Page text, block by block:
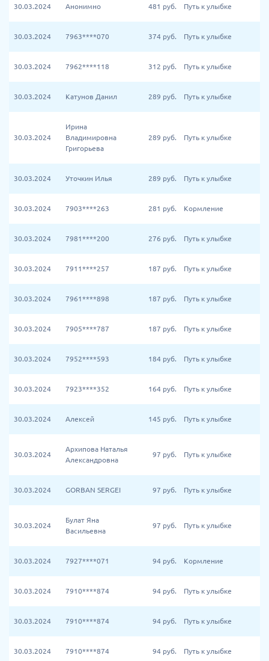
30.03.2024 Анонимно 481 руб. Путь к улыбке
30.03.2024 7963****070 374 руб. Путь к улыбке
30.03.2024 7962****118 312 руб. Путь к улыбке
30.03.2024 Катунов Данил 289 руб. Путь к улыбке
30.03.2024
Ирина
Владимировна
Григорьева
289 руб. Путь к улыбке
30.03.2024 Уточкин Илья 289 руб. Путь к улыбке
30.03.2024 7903****263 281 руб. Кормление
30.03.2024 7981****200 276 руб. Путь к улыбке
30.03.2024 7911****257 187 руб. Путь к улыбке
30.03.2024 7961****898 187 руб. Путь к улыбке
30.03.2024 7905****787 187 руб. Путь к улыбке
30.03.2024 7952****593 184 руб. Путь к улыбке
30.03.2024 7923****352 164 руб. Путь к улыбке
30.03.2024 Алексей 145 руб. Путь к улыбке
30.03.2024
Архипова Наталья
Александровна
97 руб. Путь к улыбке
30.03.2024 GORBAN SERGEI 97 руб. Путь к улыбке
30.03.2024
Булат Яна
Васильевна
97 руб. Путь к улыбке
30.03.2024 7927****071 94 руб. Кормление
30.03.2024 7910****874 94 руб. Путь к улыбке
30.03.2024 7910****874 94 руб. Путь к улыбке
30.03.2024 7910****874 94 руб. Путь к улыбке